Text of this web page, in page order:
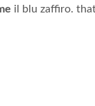
il blu zaffiro.